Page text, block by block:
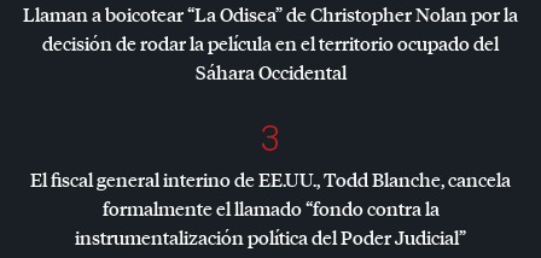
Llaman a boicotear “La Odisea” de Christopher Nolan por la
decisión de rodar la película en el territorio ocupado del
Sáhara Occidental
3
El fiscal general interino de EE.UU., Todd Blanche, cancela
formalmente el llamado “fondo contra la
instrumentalización política del Poder Judicial”